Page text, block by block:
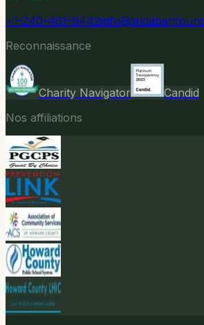
+1-240-461-9442
Reconnaissance
Charity Navigator
Candid
Nos affiliations